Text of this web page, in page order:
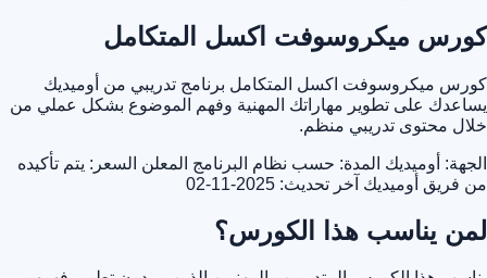
كورس ميكروسوفت اكسل المتكامل
كورس ميكروسوفت اكسل المتكامل برنامج تدريبي من أوميديك
يساعدك على تطوير مهاراتك المهنية وفهم الموضوع بشكل عملي من
خلال محتوى تدريبي منظم.
الجهة: أوميديك المدة: حسب نظام البرنامج المعلن السعر: يتم تأكيده
من فريق أوميديك آخر تحديث: 2025-11-02
لمن يناسب هذا الكورس؟